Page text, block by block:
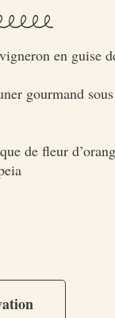
en guise
gourmand
de fleur